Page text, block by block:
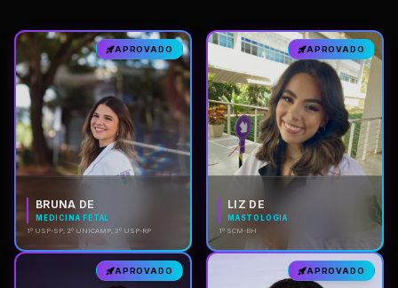
APROVADO
BRUNA DE
MEDICINA FETAL
1º USP-SP, 2º UNICAMP, 3º USP-RP
APROVADO
APROVADO
LIZ DE
MASTOLOGIA
1º SCM-BH
APROVADO